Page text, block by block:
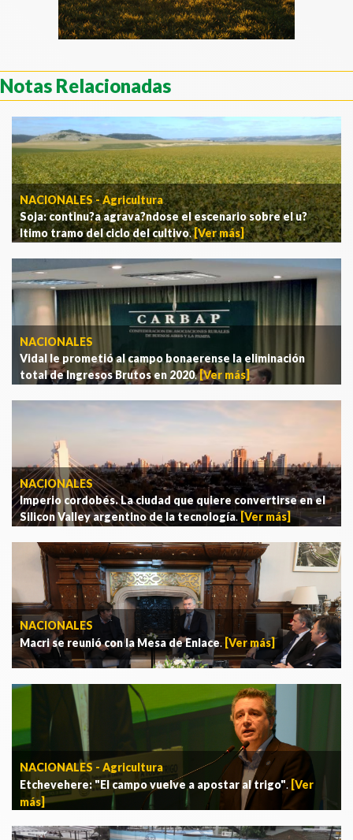
Notas Relacionadas
NACIONALES - Agricultura
Soja: continu?a agrava?ndose el escenario sobre el u?
ltimo tramo del ciclo del cultivo.[Ver más]
NACIONALES
Vidal le prometió al campo bonaerense la eliminación
total de Ingresos Brutos en 2020.[Ver más]
NACIONALES
Imperio cordobés. La ciudad que quiere convertirse en el
Silicon Valley argentino de la tecnología.[Ver más]
NACIONALES
Macri se reunió con la Mesa de Enlace. [Ver más]
NACIONALES - Agricultura
Etchevehere: "El campo vuelve a apostar al trigo". [Ver
más]